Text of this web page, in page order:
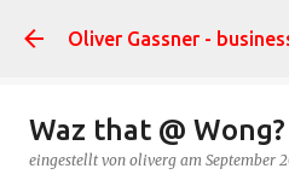
Direkt zum
Oliver Gassner -
Waz that @ Wong?
eingestellt von oliverg am September